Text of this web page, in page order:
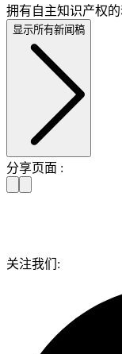
拥有自主知识产权的
显示所有新闻稿
分享页面 :
关注我们: